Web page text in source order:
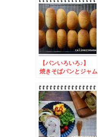
【パンいろいろ♪】
焼きそばパンとジャム